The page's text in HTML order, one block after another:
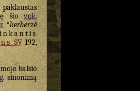
šiovok.
*kerberzē
SV192,
balsio
sinonimą